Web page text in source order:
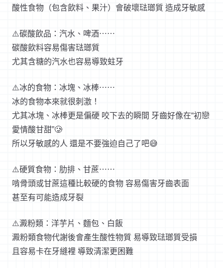
酸性食物（包含飲料、果汁）會破壞琺瑯質 造成牙敏感
⚠️碳酸飲品：汽水、啤酒⋯⋯
碳酸飲料容易傷害琺瑯質
尤其含糖的汽水也容易導致蛀牙
⚠️冰的食物：冰塊、冰棒⋯⋯
冰的食物本來就很刺激！
尤其冰塊、冰棒更是偏硬 咬下去的瞬間 牙齒好像在“初戀
愛情酸甘甜”🥲
所以牙敏感的人 還是不要強迫自己了吧😅
⚠️硬質食物：肋排、甘蔗⋯⋯
啃骨頭或甘蔗這種比較硬的食物 容易傷害牙齒表面
甚至有可能造成牙裂
⚠️澱粉類：洋芋片、麵包、白飯
澱粉類食物代謝後會產生酸性物質 易導致琺瑯質受損
且容易卡在牙縫裡 導致清潔更困難